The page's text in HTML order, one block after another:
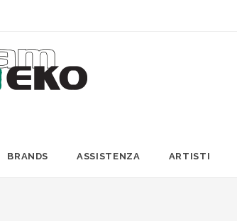
BRANDS ASSISTENZA ARTISTI